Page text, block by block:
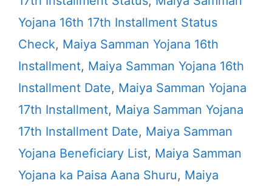
Yojana 16th 17th Installment Status
Check, Maiya Samman Yojana 16th
Installment, Maiya Samman Yojana 16th
Installment Date, Maiya Samman Yojana
17th Installment, Maiya Samman Yojana
17th Installment Date, Maiya Samman
Yojana Beneficiary List, Maiya Samman
Yojana ka Paisa Aana Shuru, Maiya